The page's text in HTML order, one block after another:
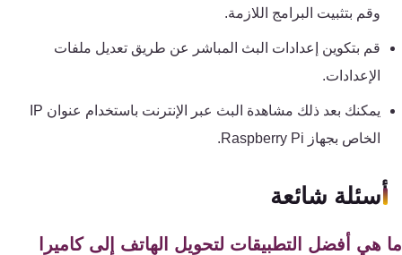
وقم بتثبيت البرامج اللازمة.
قم بتكوين إعدادات البث المباشر عن طريق تعديل ملفات
الإعدادات.
يمكنك بعد ذلك مشاهدة البث عبر الإنترنت باستخدام عنوان IP
الخاص بجهاز Raspberry Pi.
أسئلة شائعة
هي أفضل التطبيقات لتحويل الهاتف إلى كاميرا